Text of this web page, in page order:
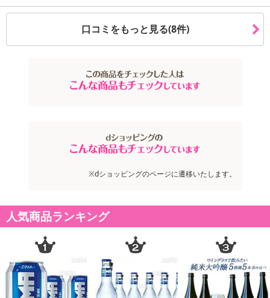
また、[新たな加工食品の原料原産地表示制度]の経過措置期間の終
了により、商品詳細内に記載の原産国・原材料の表記が旧表記の場
によるお申込み後のキャンセル・返品交換は対応いたしかねます。
【発送・お届け・商品について】
ます。
※会員様のご都合でお受取りいただけない場合、商品の再発送や返
金はいたしかねます。
また、お届け日時のご指定は、お受けできません。宅配業者からの
不在票にてご対応ください。
※発送予定日は前後する場合がございます。また商品によって発送
日が異なります。
口コミをもっと見る(8件)
※dショッピングのページに遷移いたします。
人気商品ランキング